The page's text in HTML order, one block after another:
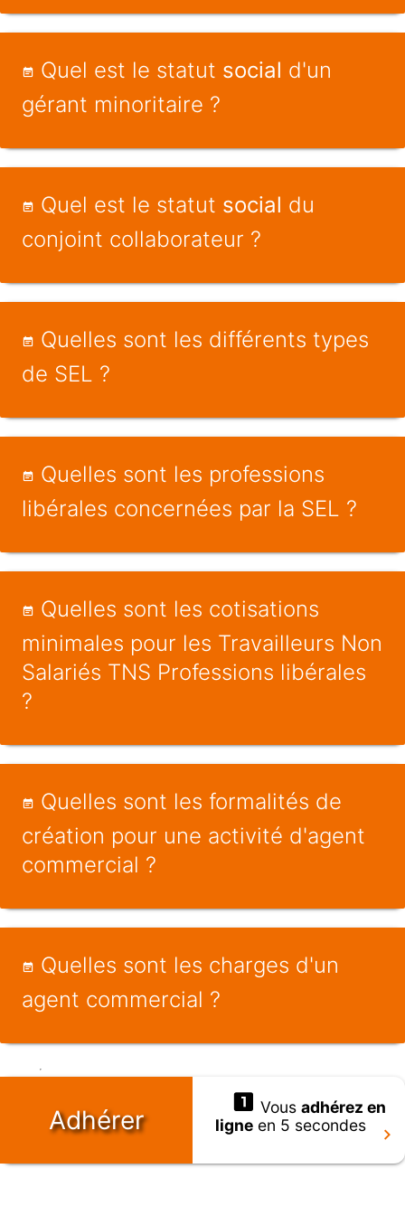
Quel est le statut social d'un
gérant minoritaire ?
Quel est le statut social du
conjoint collaborateur ?
Quelles sont les différents types
de SEL ?
Quelles sont les professions
libérales concernées par la SEL ?
Quelles sont les cotisations
minimales pour les Travailleurs Non
Salariés TNS Professions libérales
?
Quelles sont les formalités de
création pour une activité d'agent
commercial ?
Quelles sont les charges d'un
agent commercial ?
Adhérer Vousadhérez en
ligneen 5 secondes